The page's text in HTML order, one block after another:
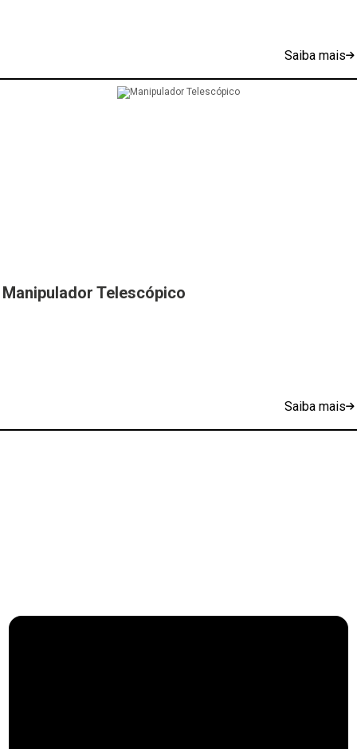
Saiba mais
Manipulador Telescópico
Saiba mais